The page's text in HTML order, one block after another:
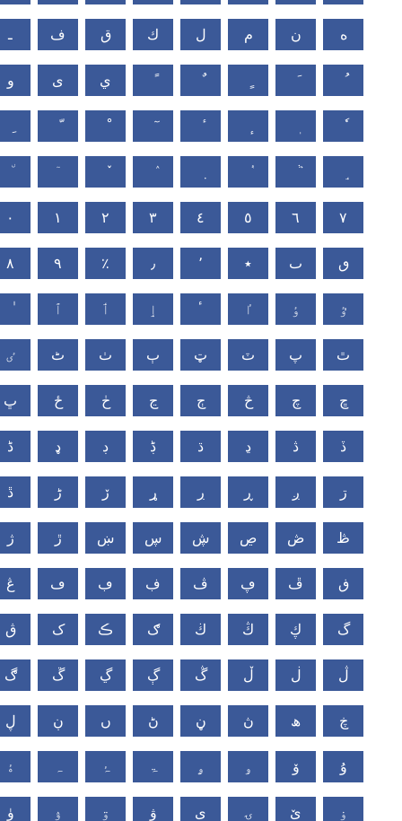
ـ ف ق ك ل م ن ه
و ى ي
٠ ١ ٢ ٣ ٤ ٥ ٦ ٧
٨ ٩ ٪ ٫ ٬ ٭ ٮ ٯ
ٱ ٲ ٳ ٴ ٵ ٶ ٷ
ٸ ٹ ٺ ٻ ټ ٽ پ ٿ
ڀ ځ ڂ ڃ ڄ څ چ ڇ
ڈ ډ ڊ ڋ ڌ ڍ ڎ ڏ
ڐ ڑ ڒ ړ ڔ ڕ ږ ڗ
ژ ڙ ښ ڛ ڜ ڝ ڞ ڟ
ڠ ڡ ڢ ڣ ڤ ڥ ڦ ڧ
ڨ ک ڪ ګ ڬ ڭ ڮ گ
ڰ ڱ ڲ ڳ ڴ ڵ ڶ ڷ
ڸ ڹ ں ڻ ڼ ڽ ھ ڿ
ۀ ۂ ۃ ۄ ۅ ۆ ۇ
ۈ ۉ ۊ ۋ ی ۍ ێ ۏ